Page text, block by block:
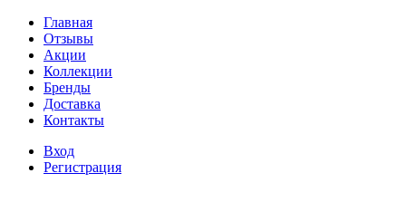
Главная
Отзывы
Акции
Коллекции
Бренды
Доставка
Контакты
Вход
Регистрация